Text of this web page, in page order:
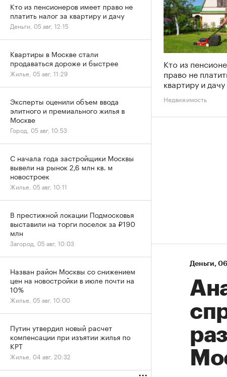
Кто из
право не
квартиру и дачу
Недвижимость
Деньги⁠,
Кто из пенсионеров имеет право не
платить налог за квартиру и дачу
Деньги, 05 авг, 12:15
Квартиры в Москве стали
продаваться дороже и быстрее
Жилье, 05 авг, 11:29
Эксперты оценили объем ввода
элитного и премиального жилья в
Москве
Город, 05 авг, 10:53
С начала года застройщики Москвы
вывели на рынок 2,6 млн кв. м
новостроек
Жилье, 05 авг, 10:11
В престижной локации Подмосковья
выставили на торги поселок за ₽190
млн
Загород, 05 авг, 10:03
Назван район Москвы со снижением
цен на новостройки в июле почти на
10%
Жилье, 05 авг, 10:00
Путин утвердил новый расчет
компенсации при изъятии жилья по
КРТ
Жилье, 04 авг, 20:32